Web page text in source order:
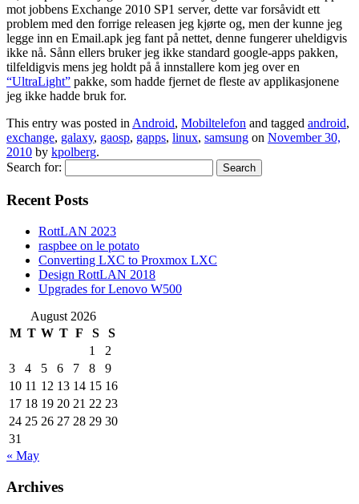
mot jobbens Exchange 2010 SP1 server, dette var forsåvidt ett
problem med den forrige releasen jeg kjørte og, men der kunne jeg
legge inn en Email.apk jeg fant på nettet, denne fungerer uheldigvis
ikke nå. Sånn ellers bruker jeg ikke standard google-apps pakken,
tilfeldigvis mens jeg holdt på å innstallere kom jeg over en
“UltraLight” pakke, som hadde fjernet de fleste av applikasjonene
jeg ikke hadde bruk for.
This entry was posted inAndroid, Mobiltelefon and tagged android,
exchange, galaxy, gaosp, gapps, linux, samsung on November 30,
2010 by kpolberg.
Search for:
Recent Posts
RottLAN 2023
raspbee on le potato
Converting LXC to Proxmox LXC
Design RottLAN 2018
Upgrades for Lenovo W500
August 2026
M T W T F S
S
1
2
3
4 5 6 7 8
9
10 11 12 13 14 15 16
17 18 19 20 21 22 23
24 25 26 27 28 29 30
31
« May
Archives